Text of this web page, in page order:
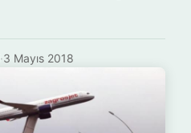
·3 Mayıs 2018